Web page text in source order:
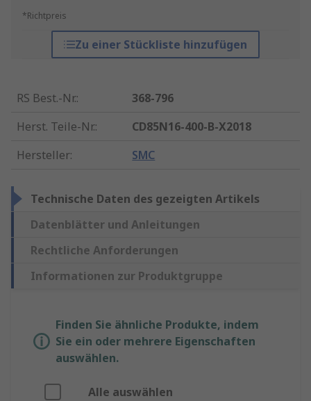
*Richtpreis
Zu einer Stückliste hinzufügen
RS Best.-Nr.:
368-796
Herst. Teile-Nr.:
CD85N16-400-B-X2018
Hersteller: SMC
Technische Daten des gezeigten Artikels
Datenblätter und Anleitungen
Rechtliche Anforderungen
Informationen zur Produktgruppe
Finden Sie ähnliche Produkte, indem
Sie ein oder mehrere Eigenschaften
auswählen.
Alle auswählen